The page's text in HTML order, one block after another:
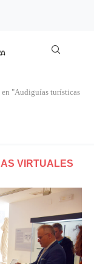
"Audiguías turísticas
VIRTUALES